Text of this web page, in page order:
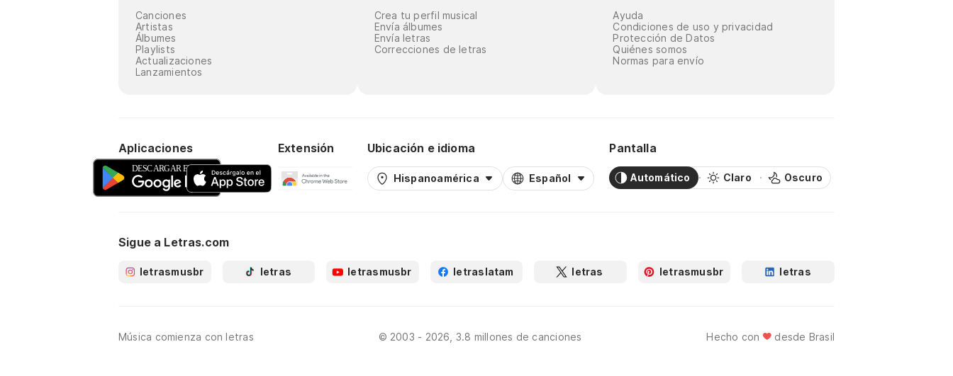
Canciones
Artistas
Álbumes
Playlists
Actualizaciones
Lanzamientos
Crea tu perfil musical
Envía álbumes
Envía letras
Correcciones de letras
Ayuda
Condiciones de uso y privacidad
Protección de Datos
Quiénes somos
Normas para envío
Aplicaciones Extensión Ubicación e idioma
Hispanoamérica Español
Pantalla
Automático Claro Oscuro
Sigue a Letras.com
letrasmusbr letras letrasmusbr letraslatam letras letrasmusbr letras
Música comienza con letras © 2003 - 2026, 3.8 millones de canciones Hecho con desde Brasil